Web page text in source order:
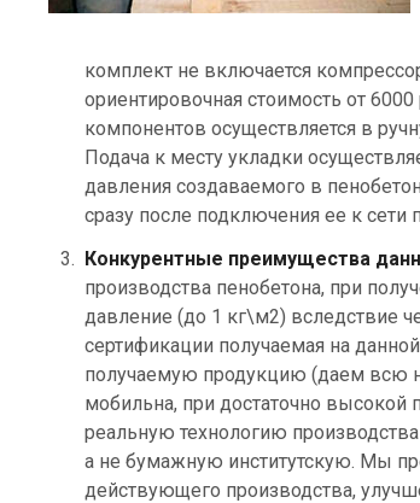
комплект не включается
ориентировочная стоимость от
компонентов осуществляется в
Подача к месту укладки
давления создаваемого в
сразу после подключения ее к сети
Конкурентные преимущества
производства пенобетона, при
давление (до 1 кг\м2) вследствие
сертификации получаемая на
получаемую продукцию (даем всю
мобильна, при достаточно высокой
реальную технологию
а не бумажную институтскую. Мы
действующего производства,